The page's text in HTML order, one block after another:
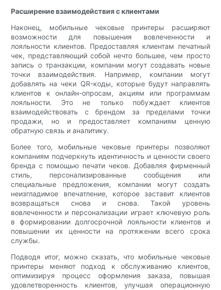
Расширение взаимодействия с клиентами
Наконец, мобильные чековые принтеры расширяют
возможности для повышения вовлеченности и
лояльности клиентов. Предоставляя клиентам печатный
чек, представляющий собой нечто большее, чем просто
запись о транзакции, компании могут создавать новые
точки взаимодействия. Например, компании могут
добавлять на чеки QR-коды, которые будут направлять
клиентов к онлайн-опросам, акциям или программам
лояльности. Это не только побуждает клиентов
взаимодействовать с брендом за пределами точки
продажи, но и предоставляет компаниям ценную
обратную связь и аналитику.
Более того, мобильные чековые принтеры позволяют
компаниям подчеркнуть идентичность и ценности своего
бренда с помощью печати чеков. Добавляя фирменный
стиль, персонализированные сообщения или
специальные предложения, компании могут создать
неизгладимое впечатление, которое заставит клиентов
возвращаться снова и снова. Такой уровень
вовлеченности и персонализации играет ключевую роль
в формировании долгосрочной лояльности клиентов и
повышении их ценности на протяжении всего срока
службы.
Подводя итог, можно сказать, что мобильные чековые
принтеры меняют подход к обслуживанию клиентов,
оптимизируя процесс оформления заказа, повышая
удовлетворенность клиентов, улучшая операционную